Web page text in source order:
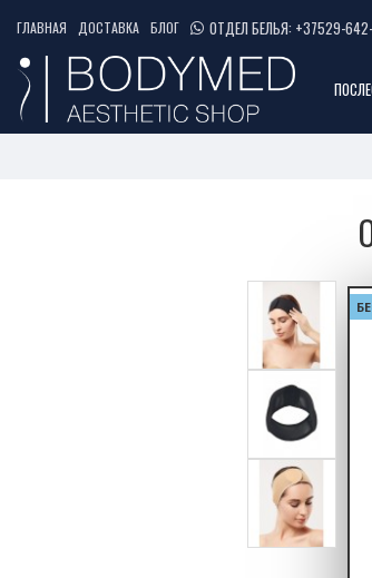
ГЛАВНАЯ ДОСТАВКА БЛОГ ОТДЕЛ БЕЛЬЯ: +37529-